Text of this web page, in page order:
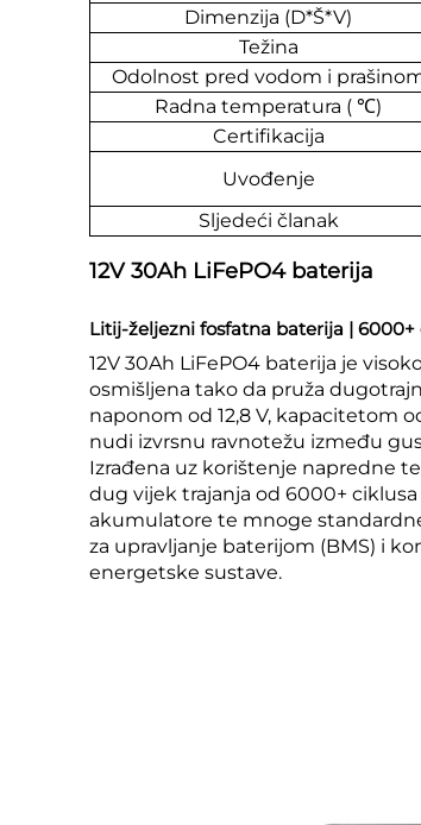
Dimenzija (D*Š*V)
Težina
Odolnost pred vodom i
Radna temperatura ( ℃)
Certifikacija
Uvođenje
Sljedeći članak
12V 30Ah LiFePO4 baterija
Litij-željezni fosfatna baterija |
12V 30Ah LiFePO4 baterija je
osmišljena tako da pruža
naponom od 12,8 V, kapacitetom
nudi izvrsnu ravnotežu između
Izrađena uz korištenje napredne
dug vijek trajanja od 6000+
akumulatore te mnoge
za upravljanje baterijom (BMS) i
energetske sustave.